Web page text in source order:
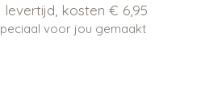
levertijd, kosten € 6,95
voor jou gemaakt